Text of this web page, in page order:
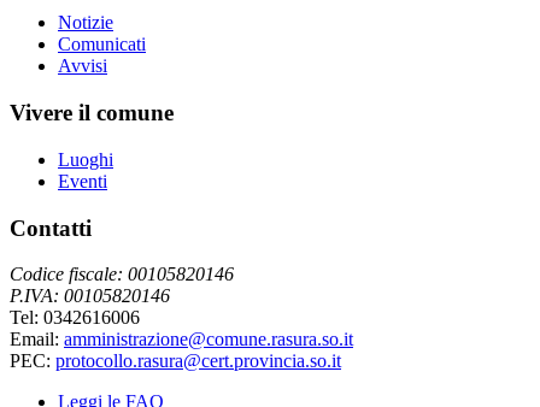
Notizie
Comunicati
Avvisi
Vivere il comune
Luoghi
Eventi
Contatti
Codice fiscale: 00105820146
P.IVA: 00105820146
Tel: 0342616006
Email: amministrazione@comune.rasura.so.it
PEC: protocollo.rasura@cert.provincia.so.it
Leggi le FAQ